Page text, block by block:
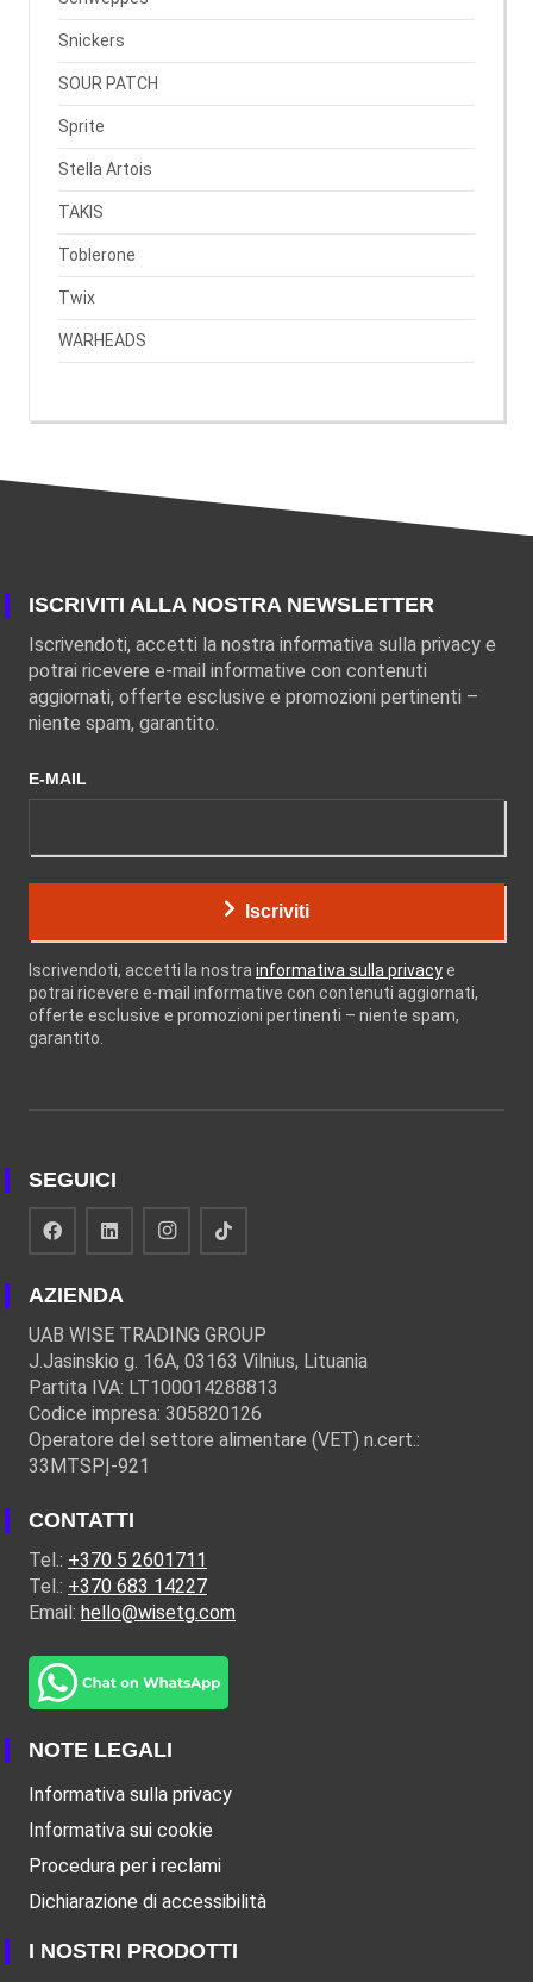
Snickers
SOUR PATCH
Sprite
Stella Artois
TAKIS
Toblerone
Twix
WARHEADS
ISCRIVITI ALLA NOSTRA NEWSLETTER
Iscrivendoti, accetti la nostra informativa sulla privacy e
potrai ricevere e-mail informative con contenuti
aggiornati, offerte esclusive e promozioni pertinenti –
niente spam, garantito.
E-MAIL
Iscriviti
Iscrivendoti, accetti la nostrainformativa sulla privacye
potrai ricevere e-mail informative con contenuti aggiornati,
offerte esclusive e promozioni pertinenti – niente spam,
garantito.
SEGUICI
AZIENDA
UAB WISE TRADING GROUP
J.Jasinskio g. 16A, 03163 Vilnius, Lituania
Partita IVA: LT100014288813
Codice impresa: 305820126
Operatore del settore alimentare (VET) n.cert.:
33MTSPĮ-921
CONTATTI
Tel.: +370 5 2601711
Tel.: +370 683 14227
Email: hello@wisetg.com
NOTE LEGALI
Informativa sulla privacy
Informativa sui cookie
Procedura per i reclami
Dichiarazione di accessibilità
I NOSTRI PRODOTTI